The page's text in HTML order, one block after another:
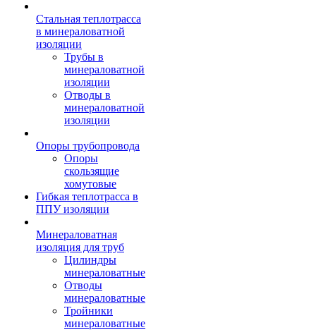
Стальная теплотрасса
в минераловатной
изоляции
Трубы в
минераловатной
изоляции
Отводы в
минераловатной
изоляции
Опоры трубопровода
Опоры
скользящие
хомутовые
Гибкая теплотрасса в
ППУ изоляции
Минераловатная
изоляция для труб
Цилиндры
минераловатные
Отводы
минераловатные
Тройники
минераловатные